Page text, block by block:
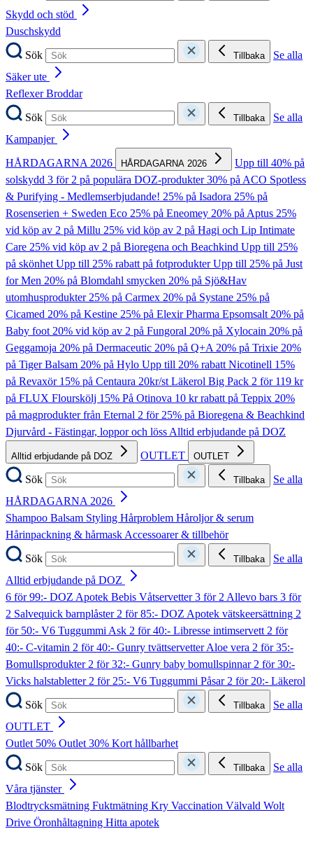
Skydd och stöd
Duschskydd
Sök
Tillbaka
Se alla
Säker ute
ReflexerBroddar
Sök
Tillbaka
Se alla
Kampanjer
HÅRDAGARNA 2026
HÅRDAGARNA 2026
Upp till 40% på
solskydd 3 för 2 på populära DOZ-produkter30% på ACO Spotless
& Purifying - Medlemserbjudande! 25% på Isadora 25% på
Rosenserien + Sweden Eco 25% på Eneomey 20% på Aptus 25%
vid köp av 2 på Millu 25% vid köp av 2 på Hagi och Lip Intimate
Care 25% vid köp av 2 på Bioregena och Beachkind Upp till 25%
på skönhetUpp till 25% rabatt på fotprodukterUpp till 25% på Just
for Men 20% på Blomdahl smycken 20% på Sjö&Hav
utomhusprodukter25% på Carmex 20% på Systane 25% på
Cicamed 20% på Kestine 25% på Elexir Pharma Epsomsalt20% på
Baby foot20% vid köp av 2 på Fungoral 20% på Xylocain 20% på
Geggamoja 20% på Dermaceutic 20% på Q+A20% på Trixie 20%
på Tiger Balsam 20% på Hylo Upp till 20% rabatt Nicotinell 15%
på Revaxör 15% på Centaura 20kr/st Läkerol Big Pack 2 för 119 kr
på FLUX Flourskölj 15% På Otinova 10 kr rabatt på Teppix 20%
på magprodukter från Eternal 2 för 25% på Bioregena & Beachkind
Djurvård - Fästingar, loppor och lössAlltid erbjudande på DOZ
Alltid erbjudande på DOZ OUTLET OUTLET
Sök Tillbaka
Se alla
HÅRDAGARNA 2026
Shampoo Balsam Styling Hårproblem Håroljor & serum
Hårinpackning & hårmaskAccessoarer & tillbehör
Sök
Tillbaka
Se alla
Alltid erbjudande på DOZ
6 för 99:- DOZ Apotek Bebis Våtservetter3 för 2 Allevo bars 3 för
2 Salvequick barnplåster2 för 85:- DOZ Apotek vätskeersättning 2
för 50:- V6 Tuggummi Ask 2 för 40:- Libresse intimservett2 för
40:- C-vitamin 2 för 40:- Gunry tvättservetter Aloe vera 2 för 35:-
Bomullsprodukter2 för 32:- Gunry baby bomullspinnar2 för 30:-
Vicks halstabletter2 för 25:- V6 Tuggummi Påsar2 för 20:- Läkerol
Sök
Tillbaka
Se alla
OUTLET
Outlet 50% Outlet 30% Kort hållbarhet
Sök
Tillbaka
Se alla
Våra tjänster
Blodtrycksmätning Fuktmätning Kry Vaccination Välvald Wolt
Drive Öronhåltagning Hitta apotek